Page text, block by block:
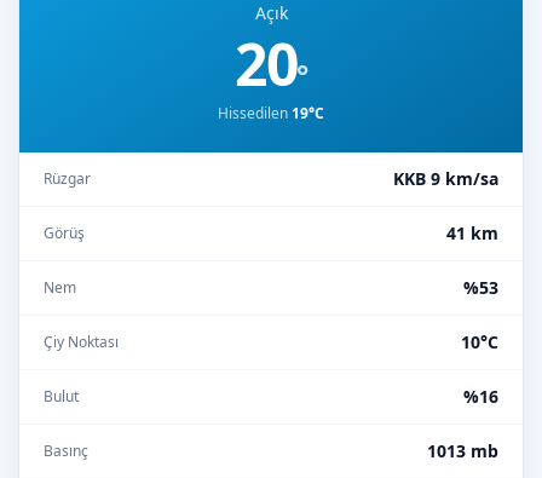
Açık
20°
Hissedilen 19°C
Rüzgar KKB 9 km/sa
Görüş 41 km
Nem %53
Çiy Noktası 10°C
Bulut %16
Basınç 1013 mb